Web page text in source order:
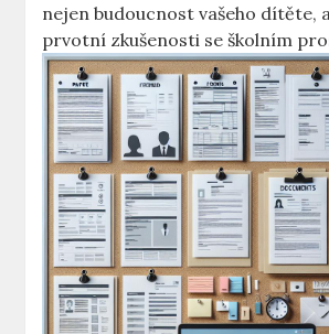
nejen budoucnost vašeho dítěte,
prvotní zkušenosti se školním